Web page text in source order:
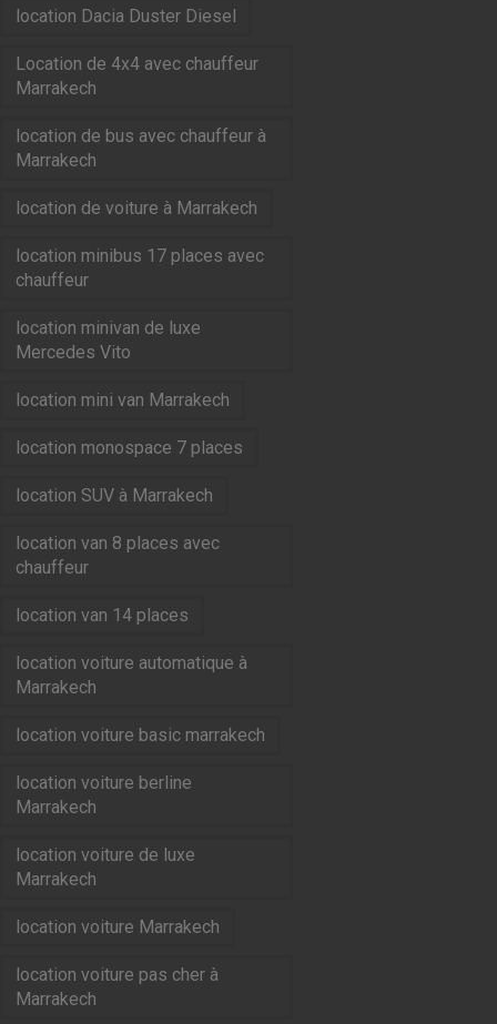
location Dacia Duster Diesel
Location de 4x4 avec chauffeur
Marrakech
location de bus avec chauffeur à
Marrakech
location de voiture à Marrakech
location minibus 17 places avec
chauffeur
location minivan de luxe
Mercedes Vito
location mini van Marrakech
location monospace 7 places
location SUV à Marrakech
location van 8 places avec
chauffeur
location van 14 places
location voiture automatique à
Marrakech
location voiture basic marrakech
location voiture berline
Marrakech
location voiture de luxe
Marrakech
location voiture Marrakech
location voiture pas cher à
Marrakech